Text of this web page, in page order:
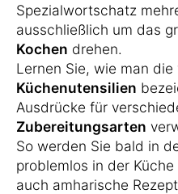
Spezialwortschatz
ausschließlich um das
Kochen drehen.
Lernen Sie, wie man
Küchenutensilien
Ausdrücke für
Zubereitungsarten
So werden Sie bald in
problemlos in der
auch amharische